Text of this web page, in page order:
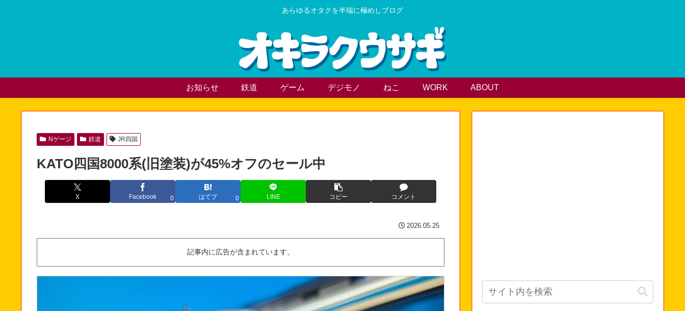
あらゆるオタクを半端に極めしブログ
お知らせ 鉄道 ゲーム デジモノ ねこ WORK ABOUT
Nゲージ 鉄道 JR四国
KATO四国8000系(旧塗装)が45%オフのセール中
X Facebook 0 はてブ 0 LINE コピー コメント
2026.05.25
記事内に広告が含まれています。